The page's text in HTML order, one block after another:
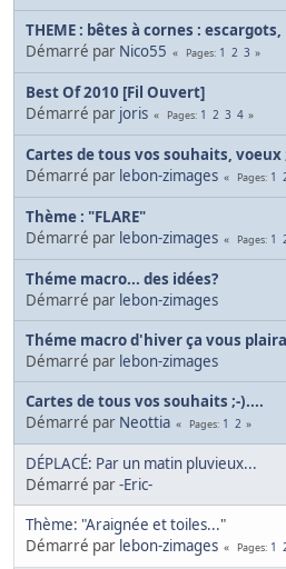
THEME : bêtes à cornes : escargots,
Démarré par Nico55 Pages 1 2 3
Best Of 2010 [Fil Ouvert]
Démarré par joris Pages 1 2 3 4
Cartes de tous vos souhaits, voeux
Démarré par lebon-zimages Pages 1
Thème : "FLARE"
Démarré par lebon-zimages Pages 1
Théme macro... des idées?
Démarré par lebon-zimages
Théme macro d'hiver ça vous
Démarré par lebon-zimages
Cartes de tous vos souhaits ;-)....
Démarré par Neottia Pages 1 2
DÉPLACÉ: Par un matin pluvieux...
Démarré par-Eric-
Thème: "Araignée et toiles..."
Démarré par lebon-zimages Pages 1